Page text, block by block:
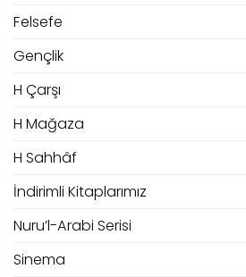
Felsefe
Gençlik
H Çarşı
H Mağaza
H Sahhâf
İndirimli Kitaplarımız
Nuru’l-Arabi Serisi
Sinema